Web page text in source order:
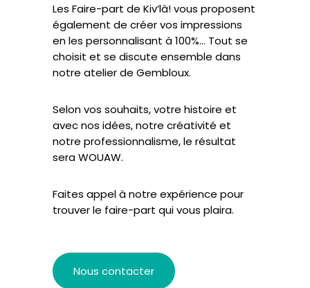
Les Faire-part de Kiv’là! vous proposent
également de créer vos impressions
en les personnalisant à 100%… Tout se
choisit et se discute ensemble dans
notre atelier de Gembloux.
Selon vos souhaits, votre histoire et
avec nos idées, notre créativité et
notre professionnalisme, le résultat
sera WOUAW.
Faites appel à notre expérience pour
trouver le faire-part qui vous plaira.
Nous contacter